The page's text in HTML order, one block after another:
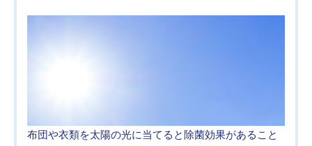
布団や衣類を太陽の光に当てると除菌効果があること